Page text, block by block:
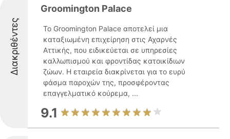
Διακριθέντες
Groomington Palace
Το Groomington Palace αποτελεί μια
καταξιωμένη επιχείρηση στις Αχαρνές
Αττικής, που ειδικεύεται σε υπηρεσίες
καλλωπισμού και φροντίδας κατοικίδιων
ζώων. Η εταιρεία διακρίνεται για το ευρύ
φάσμα παροχών της, προσφέροντας
επαγγελματικό κούρεμα, ...
9.1